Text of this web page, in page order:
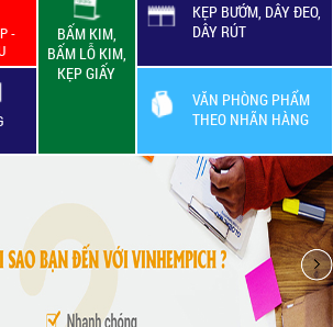
-
BẤM KIM,
BẤM LỖ KIM,
KẸP GIẤY
KẸP BƯỚM, DÂY ĐEO,
DÂY RÚT
VĂN PHÒNG PHẨM
THEO NHÃN HÀNG